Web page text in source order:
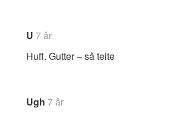
U 7 år
Huff. Gutter – så teite
Ugh 7 år